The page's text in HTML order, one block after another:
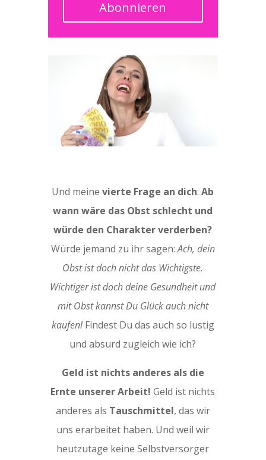
Abonnieren
Und meinevierte Frage an dich:Ab
wann wäre das Obst schlecht und
würde den Charakter verderben?
Würde jemand zu ihr sagen:Ach, dein
Obst ist doch nicht das Wichtigste.
Wichtiger ist doch deine Gesundheit und
mit Obst kannst Du Glück auch nicht
kaufen!Findest Du das auch so lustig
und absurd zugleich wie ich?
Geld ist nichts anderes als die
Ernte unserer Arbeit! Geld ist nichts
anderes als Tauschmittel, das wir
uns erarbeitet haben. Und weil wir
heutzutage keine Selbstversorger